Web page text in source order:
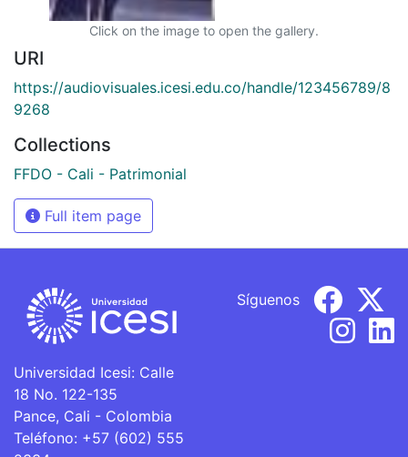
Click on the image to open the gallery.
URI
https://audiovisuales.icesi.edu.co/handle/123456789/8
9268
Collections
FFDO - Cali - Patrimonial
Full item page
Universidad Icesi: Calle
18 No. 122-135
Pance, Cali - Colombia
Teléfono: +57 (602) 555
Síguenos